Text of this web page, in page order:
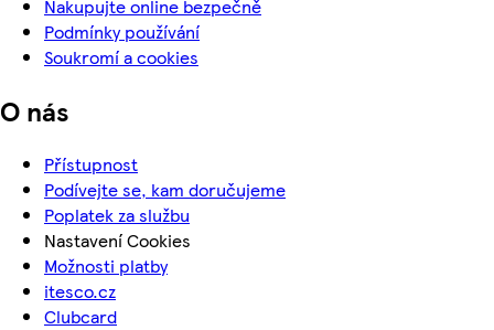
Nakupujte online bezpečně
Podmínky používání
Soukromí a cookies
O nás
Přístupnost
Podívejte se, kam doručujeme
Poplatek za službu
Nastavení Cookies
Možnosti platby
itesco.cz
Clubcard